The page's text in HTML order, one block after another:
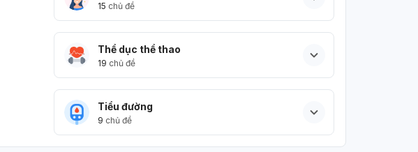
15 chủ đề
Thể dục thể thao
19 chủ đề
Tiểu đường
9 chủ đề